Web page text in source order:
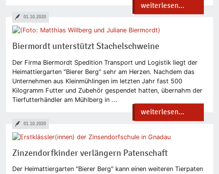
weiterlesen...
Biermordt unterstützt Stachelschweine
Der Firma Biermordt Spedition Transport und Logistik liegt der
Heimattiergarten "Bierer Berg" sehr am Herzen. Nachdem das
Unternehmen aus Kleinmühlingen im letzten Jahr fast 500
Kilogramm Futter und Zubehör gespendet hatten, übernahm der
Tierfutterhändler am Mühlberg in ...
weiterlesen...
01.10.2020
Zinzendorfkinder verlängern Patenschaft
Der Heimattiergarten "Bierer Berg" kann einen weiteren Tierpaten
01.10.2020